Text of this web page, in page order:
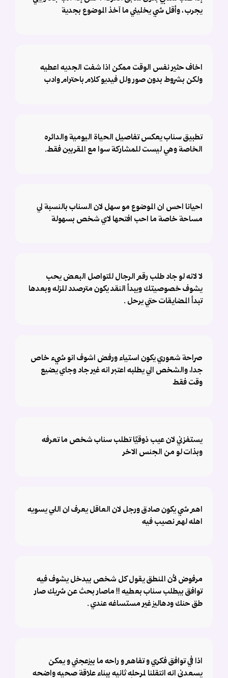
يجرب ، وأقل شي يخليني ما آخذ الموضوع بجدية
اخاف حثير نفس الوقت ممكن اذا شفت الجديه اعطيه
ولكن بشروط بدون صور ولل فيديو كلام باحترام وادب
تطبيق سناب يعكس تفاصيل الحياة اليومية والدائره
الخاصة وهي ليست للمشاركة سوا مع المقربين فقط.
احيانا احس ان الموضوع مو سهل لان السناب بالنسبة لي
مساحة خاصة ما احب افتحها لاي شخص بسهولة
لا لانه لو جاد طلب رقم الرجال للتواصل البعض يحب
يشوف خصوصيتك ويبدأ النقد يكون مترصدد للزله وبعدها
تبدأ المضايقات حتي يرحل .
صراحة شعوري يكون استياء ورفض اشوف انو شيء خاص
جدا، والشخص الي يطلبه اعتبر انه غير جاد وجاي يضيع
وقت فقط
يستفزني لان عيب ذوقيًا تطلب سناب شخص ما تعرفه
وبذات لو من الجنس الاخر
اهم شي يكون صادق ورجل لان العاقل يعرف ان اللي يسويه
اهله لهم نصيب فيه
مرفوض لأن المنطق يقول كل شخص بيدخل يشوف فيه
توافق بيطلب سناب بعطيه !! ماصار بحث عن شريك صار
طق حنك ودهاليز غير مستساغه عندي .
اذا في توافق فكري و تفاهم و راحه ما بيزعجني و يمكن
يسعدني انه انتقلنا لمرحله ثانيه ببناء علاقة صحيه واضحه